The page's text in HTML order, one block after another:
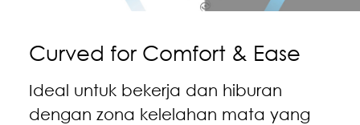
Curved for Comfort & Ease
Ideal untuk bekerja dan hiburan
dengan zona kelelahan mata yang